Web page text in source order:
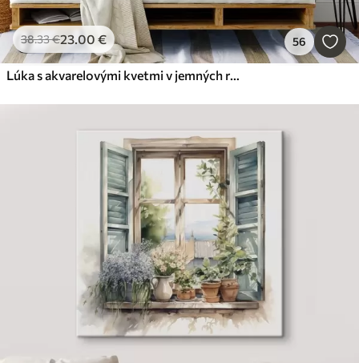
38.33€23.00 € 56
Lúka s akvarelovými kvetmi v jemných ružových, fialových a bielych odtieňoch vytvára atmosféru ľahkosti a harmónie